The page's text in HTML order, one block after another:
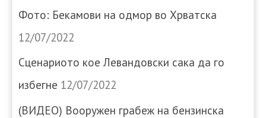
Фото: Бекамови на одмор во Хрватска
12/07/2022
Сценариото кое Левандовски сака да го
избегне 12/07/2022
(ВИДЕО) Вооружен грабеж на бензинска